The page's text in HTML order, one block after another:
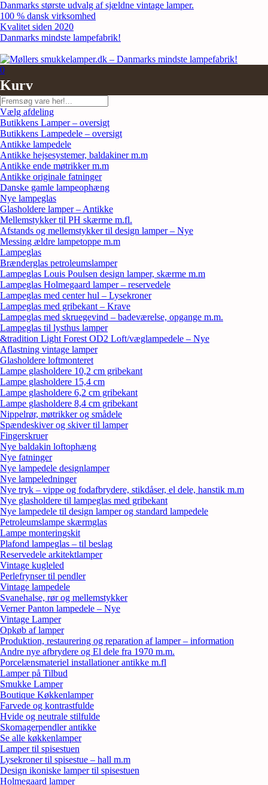
Skip
to
content
Danmarks største udvalg af sjældne vintage lamper.
100 % dansk virksomhed
Kvalitet siden 2020
Danmarks mindste lampefabrik!
0
Kurv
Søg
Vælg afdeling
Butikkens Lamper – oversigt
Butikkens Lampedele – oversigt
Antikke lampedele
Antikke hejsesystemer, baldakiner m.m
Antikke ende møtrikker m.m
Antikke originale fatninger
Danske gamle lampeophæng
Nye lampeglas
Glasholdere lamper – Antikke
Mellemstykker til PH skærme m.fl.
Afstands og mellemstykker til design lamper – Nye
Messing ældre lampetoppe m.m
Lampeglas
Brænderglas petroleumslamper
Lampeglas Louis Poulsen design lamper, skærme m.m
Lampeglas Holmegaard lamper – reservedele
Lampeglas med center hul – Lysekroner
Lampeglas med gribekant – Krave
Lampeglas med skruegevind – badeværelse, opgange m.m.
Lampeglas til lysthus lamper
&tradition Light Forest OD2 Loft/væglampedele – Nye
Aflastning vintage lamper
Glasholdere loftmonteret
Lampe glasholdere 10,2 cm gribekant
Lampe glasholdere 15,4 cm
Lampe glasholdere 6,2 cm gribekant
Lampe glasholdere 8,4 cm gribekant
Nippelrør, møtrikker og smådele
Spændeskiver og skiver til lamper
Fingerskruer
Nye baldakin loftophæng
Nye fatninger
Nye lampedele designlamper
Nye lampeledninger
Nye tryk – vippe og fodafbrydere, stikdåser, el dele, hanstik m.m
Nye glasholdere til lampeglas med gribekant
Nye lampedele til design lamper og standard lampedele
Petroleumslampe skærmglas
Lampe monteringskit
Plafond lampeglas – til beslag
Reservedele arkitektlamper
Vintage kugleled
Perlefrynser til pendler
Vintage lampedele
Svanehalse, rør og mellemstykker
Verner Panton lampedele – Nye
Vintage Lamper
Opkøb af lamper
Produktion, restaurering og reparation af lamper – information
Andre nye afbrydere og El dele fra 1970 m.m.
Porcelænsmateriel installationer antikke m.fl
Lamper på Tilbud
Smukke Lamper
Boutique Køkkenlamper
Farvede og kontrastfulde
Hvide og neutrale stilfulde
Skomagerpendler antikke
Se alle køkkenlamper
Lamper til spisestuen
Lysekroner til spisestue – hall m.m
Design ikoniske lamper til spisestuen
Holmegaard lamper